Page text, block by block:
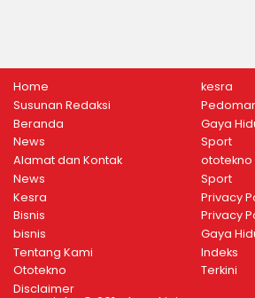
Home
Susunan Redaksi
Beranda
News
Alamat dan Kontak
News
Kesra
Bisnis
bisnis
Tentang Kami
Ototekno
Disclaimer
kesra
Gaya
Sport
ototekno
Sport
Privacy
Privacy
Gaya
Indeks
Terkini